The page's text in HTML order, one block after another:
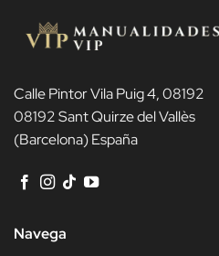
Calle Pintor Vila Puig 4, 08192
08192 Sant Quirze del Vallès
(Barcelona) España
Navega